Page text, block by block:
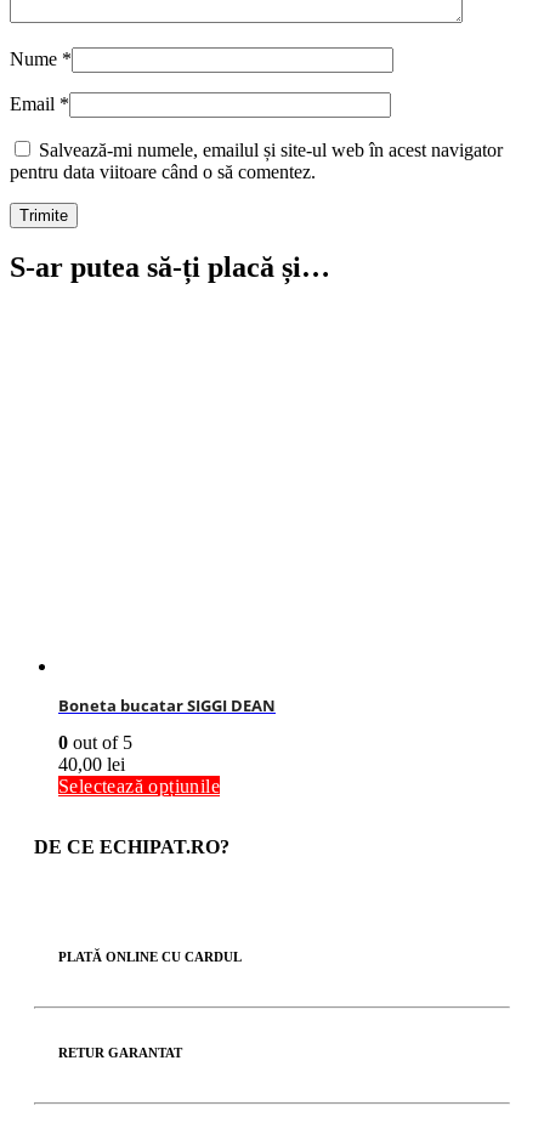
Nume *
Email *
Salvează-mi numele, emailul și site-ul web în acest navigator
pentru data viitoare când o să comentez.
S-ar putea să-ți placă și…
Boneta bucatar SIGGI DEAN
0 out of 5
40,00 lei
Selectează opțiunile
DE CE ECHIPAT.RO?
PLATĂ ONLINE CU CARDUL
RETUR GARANTAT